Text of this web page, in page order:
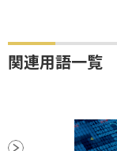
関連用語一覧